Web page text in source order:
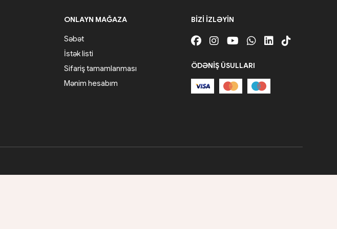
ONLAYN MAĞAZA
Səbət
İstək listi
Sifariş tamamlanması
Mənim hesabım
BIZI IZLƏYIN
ÖDƏNIŞ ÜSULLARI